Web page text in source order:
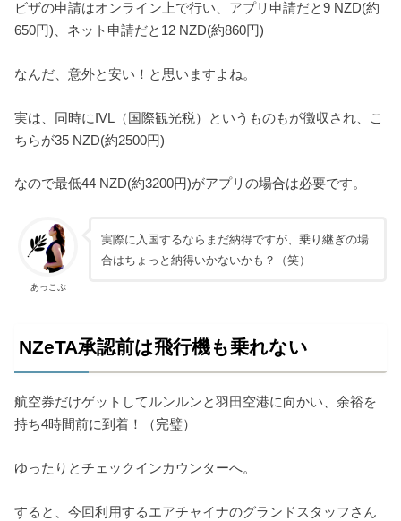
ビザの申請はオンライン上で行い、アプリ申請だと9 NZD(約
650円)、ネット申請だと12 NZD(約860円)
なんだ、意外と安い！と思いますよね。
実は、同時にIVL（国際観光税）というものもが徴収され、こ
ちらが35 NZD(約2500円)
なので最低44 NZD(約3200円)がアプリの場合は必要です。
あっこぷ
実際に入国するならまだ納得ですが、乗り継ぎの場
合はちょっと納得いかないかも？（笑）
NZeTA承認前は飛行機も乗れない
航空券だけゲットしてルンルンと羽田空港に向かい、余裕を
持ち4時間前に到着！（完璧）
ゆったりとチェックインカウンターへ。
すると、今回利用するエアチャイナのグランドスタッフさん